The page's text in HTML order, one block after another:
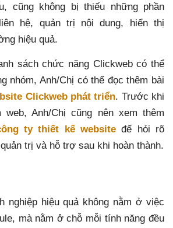
cũng không bị thiếu những phần
hệ, quản trị nội dung, hiển thị
hiệu quả.
sách chức năng Clickweb có thể
nhóm, Anh/Chị có thể đọc thêm bài
Clickweb phát triển. Trước khi
Anh/Chị cũng nên xem thêm
ty thiết kế website để hỏi rõ
trị và hỗ trợ sau khi hoàn thành.
nghiệp hiệu quả không nằm ở việc
mà nằm ở chỗ mỗi tính năng đều